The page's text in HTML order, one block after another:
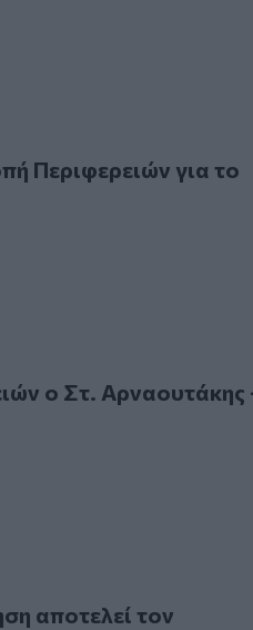
για το δημογραφικό
Περιφερειών για το
- Τι ζήτησε
ο Στ. Αρναουτάκης
τον ζωτικότερο συνδετικό
αποτελεί τον